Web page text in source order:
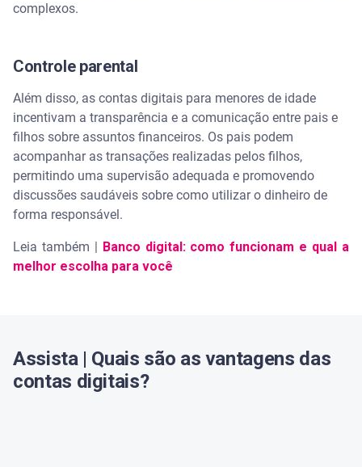
complexos.
Controle parental
Além disso, as contas digitais para menores de idade
incentivam a transparência e a comunicação entre pais e
filhos sobre assuntos financeiros. Os pais podem
acompanhar as transações realizadas pelos filhos,
permitindo uma supervisão adequada e promovendo
discussões saudáveis sobre como utilizar o dinheiro de
forma responsável.
Leia também |
Banco digital: como funcionam e qual a
melhor escolha para você
Assista | Quais são as vantagens das
contas digitais?